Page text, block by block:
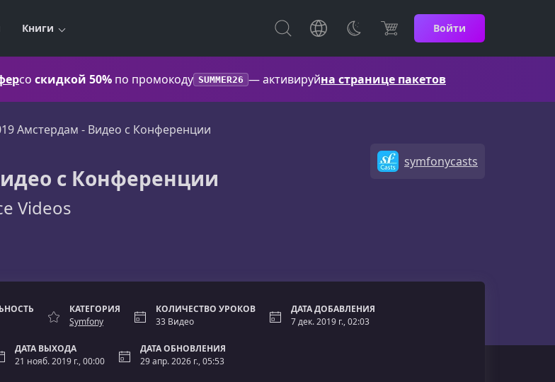
Книги Войти
со скидкой 50% по промокоду SUMMER26 — активируйна странице пакетов
Амстердам - Видео c Конференции
c Конференции
Videos
symfonycasts
КАТЕГОРИЯ
Symfony
КОЛИЧЕСТВО УРОКОВ
33 Видео
ДАТА ДОБАВЛЕНИЯ
7 дек. 2019 г., 02:03
ДАТА ВЫХОДА
21 нояб. 2019 г., 00:00
ДАТА ОБНОВЛЕНИЯ
29 апр. 2026 г., 05:53